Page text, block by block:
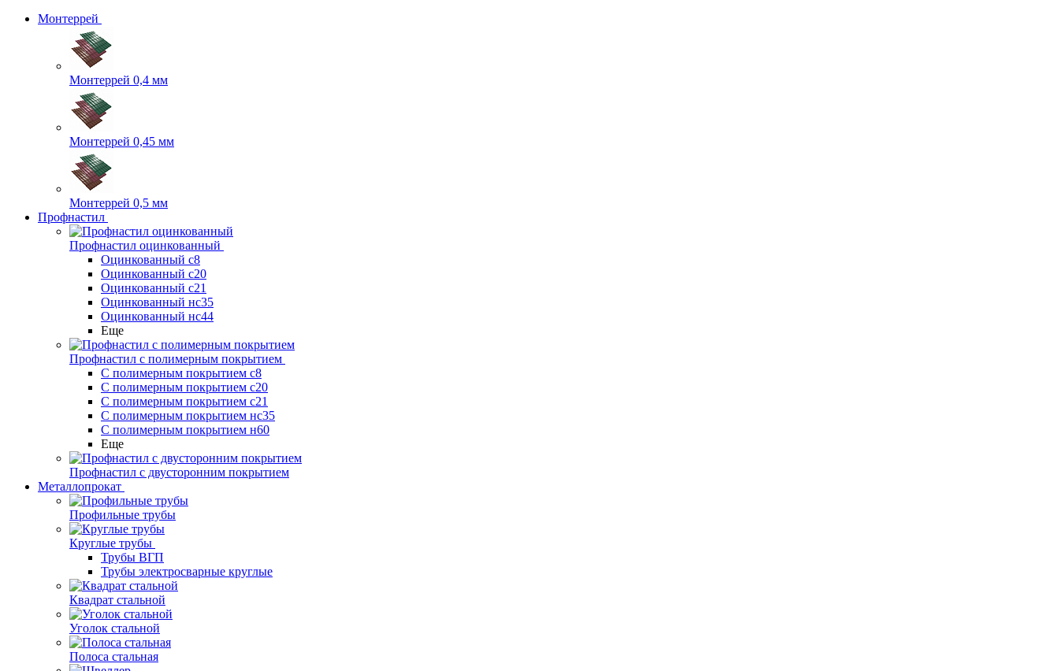
Монтеррей
Монтеррей 0,4 мм
Монтеррей 0,45 мм
Монтеррей 0,5 мм
Профнастил
Профнастил оцинкованный
Оцинкованный с8
Оцинкованный с20
Оцинкованный с21
Оцинкованный нс35
Оцинкованный нс44
Еще
Профнастил с полимерным покрытием
С полимерным покрытием с8
С полимерным покрытием с20
С полимерным покрытием с21
С полимерным покрытием нс35
С полимерным покрытием н60
Еще
Профнастил с двусторонним покрытием
Металлопрокат
Профильные трубы
Круглые трубы
Трубы ВГП
Трубы электросварные круглые
Квадрат стальной
Уголок стальной
Полоса стальная